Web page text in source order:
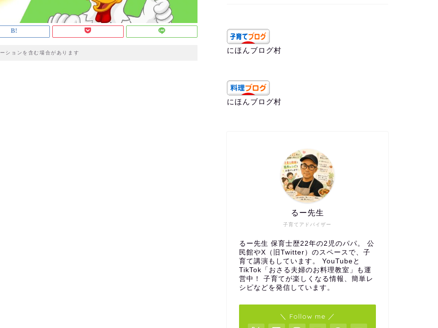
ションを含む場合があります にほんブログ村
にほんブログ村
子育てアドバイザー
るー先生
るー先生 保育士歴22年の2児のパパ。 公
民館やX（旧Twitter）のスペースで、子
育て講演もしています。 YouTubeと
TikTok「おさる夫婦のお料理教室」も運
営中！ 子育てが楽しくなる情報、簡単レ
シピなどを発信しています。
＼ Follow me ／